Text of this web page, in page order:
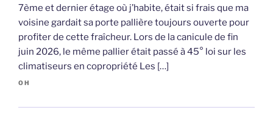
7ème et dernier étage où j’habite, était si frais que ma
voisine gardait sa porte pallière toujours ouverte pour
profiter de cette fraîcheur. Lors de la canicule de fin
juin 2026, le même pallier était passé à 45° loi sur les
climatiseurs en copropriété Les […]
OH